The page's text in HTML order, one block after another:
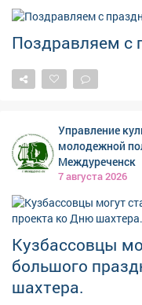
Поздравляем с
Управление
молодежной
Междуреченск
7 августа 2026
Кузбассовцы
большого
шахтера.